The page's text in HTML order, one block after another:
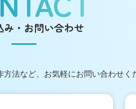
み・お問い合わせ
法など、 お気軽にお問い合わせく